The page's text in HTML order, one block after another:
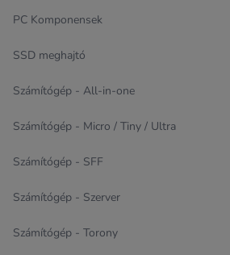
PC Komponensek
SSD meghajtó
Számítógép - All-in-one
Számítógép - Micro / Tiny / Ultra
Számítógép - SFF
Számítógép - Szerver
Számítógép - Torony